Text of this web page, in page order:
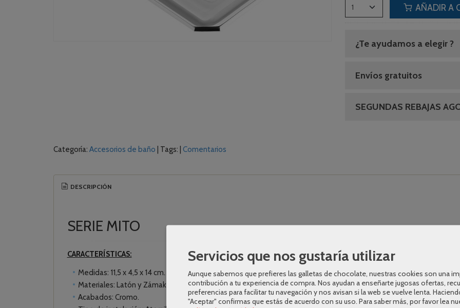
AÑADIR A
¿Te ayudamos a elegir ?
Envíos gratuitos
SEGUNDAS REBAJAS
Categoría: Accesorios de baño Tags: Comentarios
DESCRIPCIÓN
SERIE MITO
CARACTERÍSTICAS:
Medidas: 11,5 x 4,5 x 14 cm.
Materiales: Latón y Zámak.
Acabados: Cromo.
Servicios que nos gustaría utilizar
Aunque sabemos que prefieres las galletas de chocolate, nuestras cookies son una
contribución a tu experiencia de compra. Nos ayudan a enseñarte jugosas ofertas,
preferencias para facilitar tu navegación y nos avisan si la web se vuelve lenta.
"Aceptar" confirmas que estás de acuerdo con su uso. Para saber más, por favor lea